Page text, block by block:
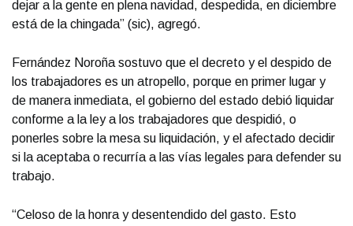
dejar a la gente en plena navidad, despedida, en diciembre
está de la chingada” (sic), agregó.
Fernández Noroña sostuvo que el decreto y el despido de
los trabajadores es un atropello, porque en primer lugar y
de manera inmediata, el gobierno del estado debió liquidar
conforme a la ley a los trabajadores que despidió, o
ponerles sobre la mesa su liquidación, y el afectado decidir
si la aceptaba o recurría a las vías legales para defender su
trabajo.
“Celoso de la honra y desentendido del gasto. Esto